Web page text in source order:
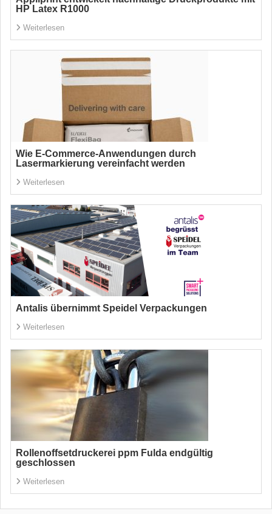
HP Latex R1000
Weiterlesen
Wie E-Commerce-Anwendungen durch
Lasermarkierung vereinfacht werden
Weiterlesen
Antalis übernimmt Speidel Verpackungen
Weiterlesen
Rollenoffsetdruckerei ppm Fulda endgültig
geschlossen
Weiterlesen